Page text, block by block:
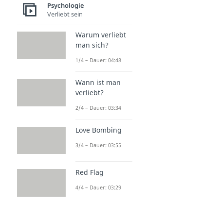
Psychologie
Verliebt sein
Warum verliebt
man sich?
1/4 – Dauer: 04:48
Wann ist man
verliebt?
2/4 – Dauer: 03:34
Love Bombing
3/4 – Dauer: 03:55
Red Flag
4/4 – Dauer: 03:29